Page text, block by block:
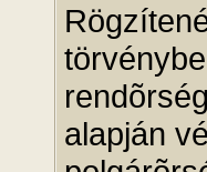
alapján